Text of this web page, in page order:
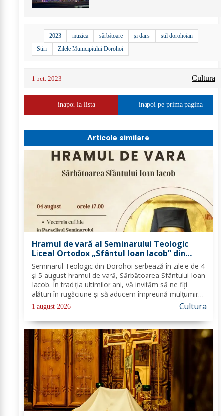
2023 muzica sărbătoare și dans
stil dorohoian
Stiri
Zilele Municipiului Dorohoi
1 oct. 2023 Cultura
inapoi la lista inapoi pe prima pagina
Articole similare
Hramul de vară al Seminarului Teologic
Liceal Ortodox „Sfântul Ioan Iacob” din
Dorohoi
Seminarul Teologic din Dorohoi serbează în zilele de 4
și 5 august hramul de vară, Sărbătoarea Sfântului Ioan
Iacob. În tradiția ultimilor ani, vă invităm să ne fiți
alături în rugăciune și să aducem împreună mulțumire
lui Dumnezeu și Sfântului Ioan Iacob. Programul va fi
următorul: Marți -...
1 august 2026 Cultura